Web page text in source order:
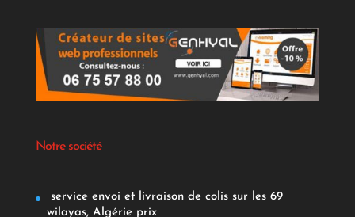
Notre société
service envoi et livraison de colis sur les 69
wilayas, Algérie prix